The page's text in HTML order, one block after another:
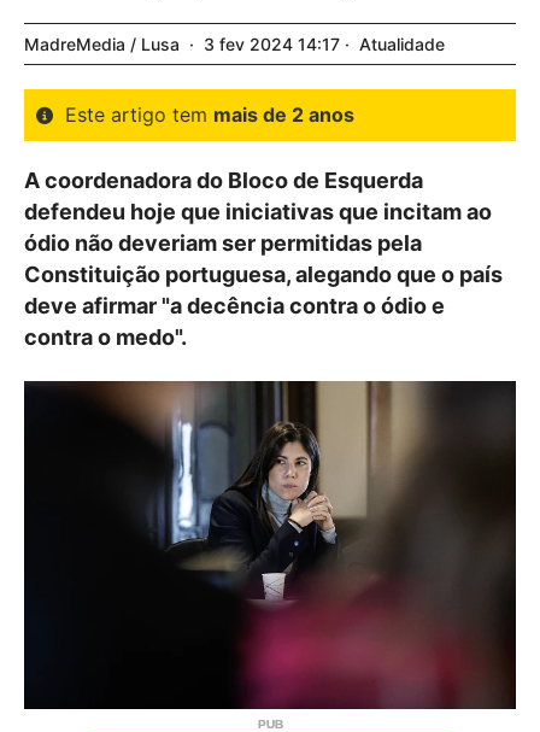
MadreMedia / Lusa 3 fev 2024 14:17 Atualidade
Este artigo tem mais de 2 anos
A coordenadora do Bloco de Esquerda
defendeu hoje que iniciativas que incitam ao
ódio não deveriam ser permitidas pela
Constituição portuguesa, alegando que o país
deve afirmar "a decência contra o ódio e
contra o medo".